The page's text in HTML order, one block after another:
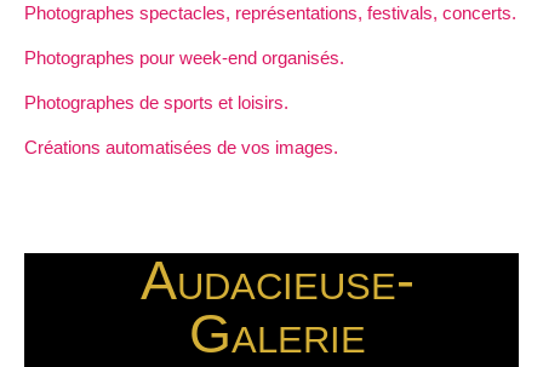
Photographes spectacles, représentations, festivals, concerts.
Photographes pour week-end organisés.
Photographes de sports et loisirs.
Créations automatisées de vos images.
Audacieuse-
Galerie